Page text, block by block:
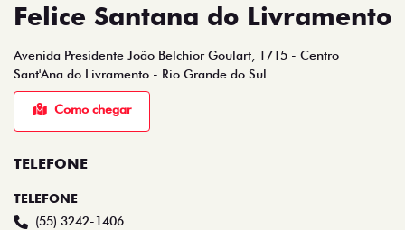
Felice Santana do Livramento
Avenida Presidente João Belchior Goulart, 1715 - Centro
Sant'Ana do Livramento - Rio Grande do Sul
Como chegar
TELEFONE
TELEFONE
(55) 3242-1406